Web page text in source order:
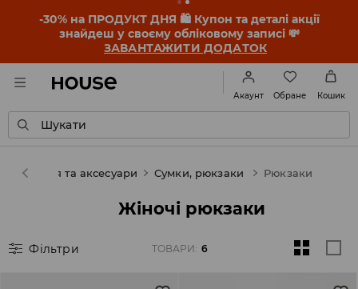
-30% на ПРОДУКТ ДНЯ 🛍️ Купон та деталі акції
знайдеш у своєму обліковому записі 💸
ЗАВАНТАЖИТИ ДОДАТОК
Акаунт Обране Кошик
Шукати
Взуття та аксесуари Сумки, рюкзаки Рюкзаки
Жіночі рюкзаки
Фільтри ТОВАРИ: 6